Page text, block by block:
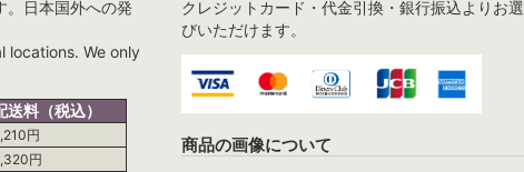
。日本国外への発
locations. We only
送料（税込）
円
円
クレジットカード・代金引換・銀行振込よりお選
びいただけます。
商品の画像について